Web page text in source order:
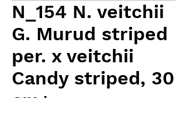
N_154 N. veitchii
G. Murud striped
per. x veitchii
Candy striped, 30
cm+